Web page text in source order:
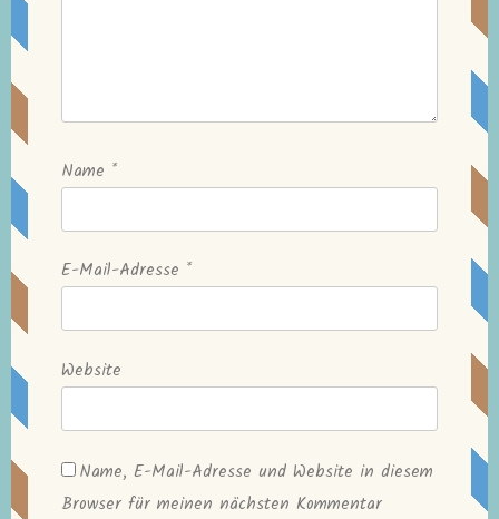
Name *
E-Mail-Adresse *
Website
Name, E-Mail-Adresse und Website in diesem
Browser für meinen nächsten Kommentar